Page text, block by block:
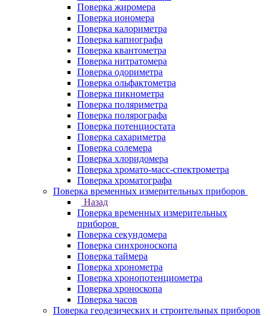
Поверка жиромера
Поверка иономера
Поверка калориметра
Поверка капнографа
Поверка квантометра
Поверка нитратомера
Поверка одориметра
Поверка ольфактометра
Поверка пикнометра
Поверка поляриметра
Поверка полярографа
Поверка потенциостата
Поверка сахариметра
Поверка солемера
Поверка хлоридомера
Поверка хромато-масс-спектрометра
Поверка хроматографа
Поверка временных измерительных приборов
Назад
Поверка временных измерительных
приборов
Поверка секундомера
Поверка синхроноскопа
Поверка таймера
Поверка хронометра
Поверка хронопотенциометра
Поверка хроноскопа
Поверка часов
Поверка геодезических и строительных приборов